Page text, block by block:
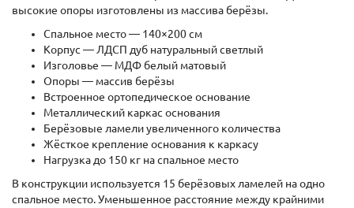
высокие опоры изготовлены из массива берёзы.
Спальное место — 140×200 см
Корпус — ЛДСП дуб натуральный светлый
Изголовье — МДФ белый матовый
Опоры — массив берёзы
Встроенное ортопедическое основание
Металлический каркас основания
Берёзовые ламели увеличенного количества
Жёсткое крепление основания к каркасу
Нагрузка до 150 кг на спальное место
В конструкции используется 15 берёзовых ламелей на одно
спальное место. Уменьшенное расстояние между крайними